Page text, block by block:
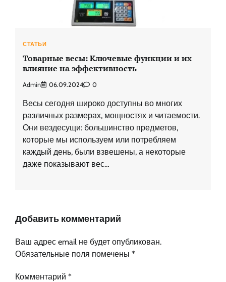
СТАТЬИ
Товарные весы: Ключевые функции и их
влияние на эффективность
Admin 06.09.2024 0
Весы сегодня широко доступны во многих
различных размерах, мощностях и читаемости.
Они вездесущи: большинство предметов,
которые мы используем или потребляем
каждый день, были взвешены, а некоторые
даже показывают вес…
Добавить комментарий
Ваш адрес email не будет опубликован.
Обязательные поля помечены *
Комментарий *